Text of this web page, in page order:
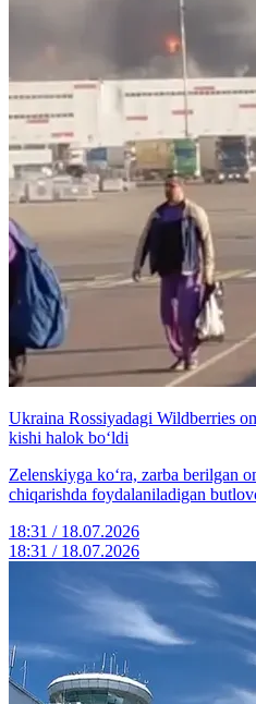
Ukraina Rossiyadagi Wildberries
kishi halok bo‘ldi
Zelenskiyga ko‘ra, zarba berilgan
chiqarishda foydalaniladigan
18:31 / 18.07.2026
18:31 / 18.07.2026